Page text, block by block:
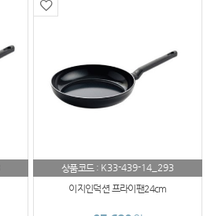
상품코드 : K33-439-14_293
이지인덕션 프라이팬24cm